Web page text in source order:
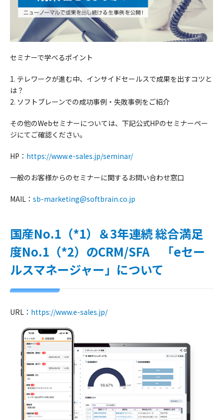
セミナーで学べるポイント
1. テレワークが進む中、インサイドセールスで成果を出すコツと
は？
2. ソフトブレーンでの成功事例・失敗事例をご紹介
その他のWebセミナーについては、下記公式HPのセミナーペー
ジにてご確認ください。
HP： https://www.e-sales.jp/seminar/
一般のお客様からのセミナーに関するお問い合わせ窓口
MAIL： sb-marketing@softbrain.co.jp
国産No.1（*1）＆3年連続 総合満足
度No.1（*2）のCRM/SFA
「eセー
ルスマネージャー」について
URL： https://www.e-sales.jp/